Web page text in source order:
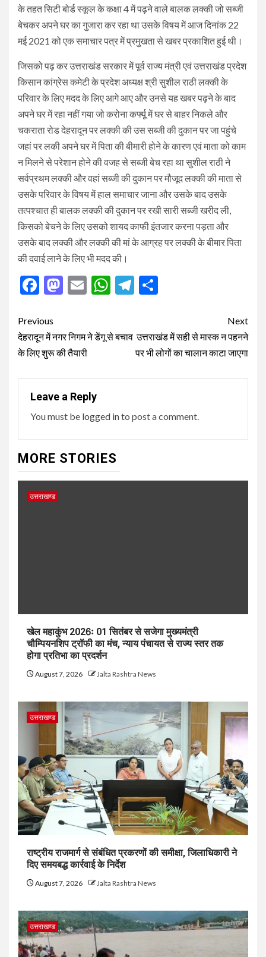
के तहत सिटी बोर्ड स्कूल के कक्षा 4 में पढ़ने वाले बालक लक्की जो सब्जी
बेचकर अपने घर का गुजारा कर रहा था उसके विषय में आज दिनांक 22
मई 2021 को एक समाचार पत्र में प्रमुखता से खबर प्रकाशित हुई थी।
जिसको पढ़ कर उत्तराखंड सरकार में पूर्व राज्य मंत्री एवं उत्तराखंड प्रदेश
किसान कांग्रेस कमेटी के प्रदेश अध्यक्ष श्री सुशील राठी लक्की के
परिवार के लिए मदद के लिए आगे आए और उनसे यह खबर पढ़ने के बाद
अपने घर में रहा नहीं गया जो करोना कर्फ्यू में घर से बाहर निकले और
चकराता रोड देहरादून पर लक्की की उस सब्जी की दुकान पर जा पहुंचे
जहां पर लकी अपने घर में पिता की बीमारी होने के कारण एवं माता को काम
न मिलने से परेशान होने की वजह से सब्जी बेच रहा था सुशील राठी ने
सर्वप्रथम लक्की और वहां सब्जी की दुकान पर मौजूद लक्की की माता से
उसके परिवार के विषय में हाल समाचार जाना और उसके बाद उसके
तत्पश्चात ही बालक लक्की की दुकान पर रखी सारी सब्जी खरीद ली,
किसको बेचने के लिए उसको शायद काफी इंतजार करना पड़ता और
उसके बाद लक्की और लक्की की मां के आग्रह पर लक्की के बीमार पिता
की दवाई लाने के लिए भी मदद की।
Facebook
Mastodon
EmailWhatsApp
Telegram
Post
navigation
Previous
देहरादून में नगर निगम ने डेंगू से बचाव
के लिए शुरू की तैयारी
Next
उत्तराखंड में सही से मास्क न पहनने
पर भी लोगों का चालान काटा जाएगा
Leave a Reply
You must be logged into post a comment.
MORE STORIES
उत्तराखण्ड
खेल महाकुंभ 2026ः 01 सितंबर से सजेगा मुख्यमंत्री
चौम्पियनशिप ट्रॉफी का मंच, न्याय पंचायत से राज्य स्तर तक
होगा प्रतिभा का प्रदर्शन
August 7, 2026 Jalta Rashtra News
उत्तराखण्ड
राष्ट्रीय राजमार्ग से संबंधित प्रकरणों की समीक्षा, जिलाधिकारी ने
दिए समयबद्ध कार्रवाई के निर्देश
August 7, 2026 Jalta Rashtra News
उत्तराखण्ड